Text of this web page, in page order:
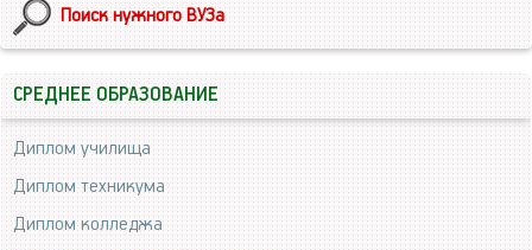
Поиск нужного ВУЗа
СРЕДНЕЕ ОБРАЗОВАНИЕ
Диплом училища
Диплом техникума
Диплом колледжа